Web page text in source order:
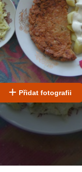
Přidat fotografii